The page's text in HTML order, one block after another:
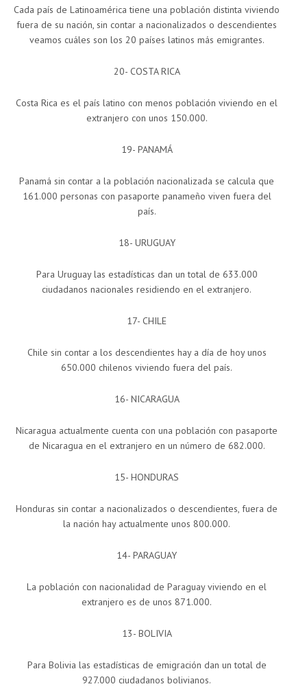
Cada país de Latinoamérica tiene una población distinta viviendo
fuera de su nación, sin contar a nacionalizados o descendientes
veamos cuáles son los 20 países latinos más emigrantes.
20- COSTA RICA
Costa Rica es el país latino con menos población viviendo en el
extranjero con unos 150.000.
19- PANAMÁ
Panamá sin contar a la población nacionalizada se calcula que
161.000 personas con pasaporte panameño viven fuera del
país.
18- URUGUAY
Para Uruguay las estadísticas dan un total de 633.000
ciudadanos nacionales residiendo en el extranjero.
17- CHILE
Chile sin contar a los descendientes hay a día de hoy unos
650.000 chilenos viviendo fuera del país.
16- NICARAGUA
Nicaragua actualmente cuenta con una población con pasaporte
de Nicaragua en el extranjero en un número de 682.000.
15- HONDURAS
Honduras sin contar a nacionalizados o descendientes, fuera de
la nación hay actualmente unos 800.000.
14- PARAGUAY
La población con nacionalidad de Paraguay viviendo en el
extranjero es de unos 871.000.
13- BOLIVIA
Para Bolivia las estadísticas de emigración dan un total de
927.000 ciudadanos bolivianos.